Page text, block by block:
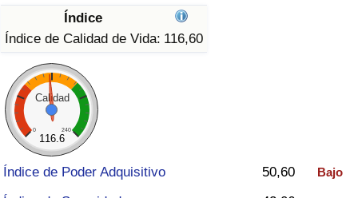
Índice
Índice de Calidad de Vida: 116,60
Calidad
0 240
116.6
Índice de Poder Adquisitivo 50,60 Bajo
Índice de Costo de Vida (Actual)
Índice de Costo de Vida
Índice de costo de vida por país
en aqaba
Índice de Precios de Inmuebles (Actual)
Índice de Precios de Inmuebles
Índice de Precios de Inmuebles por País
Índice de Calidad de Vida
Índice de Calidad de Vida (Actual)
Índice de calidad de vida por país
Delincuencia
Calificación del Índice de Criminalidad
(Actual)